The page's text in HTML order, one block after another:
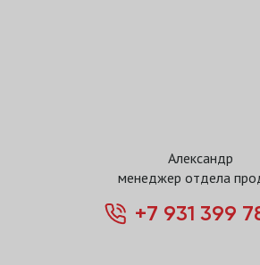
Александр
менеджер отдела
+7 931 399